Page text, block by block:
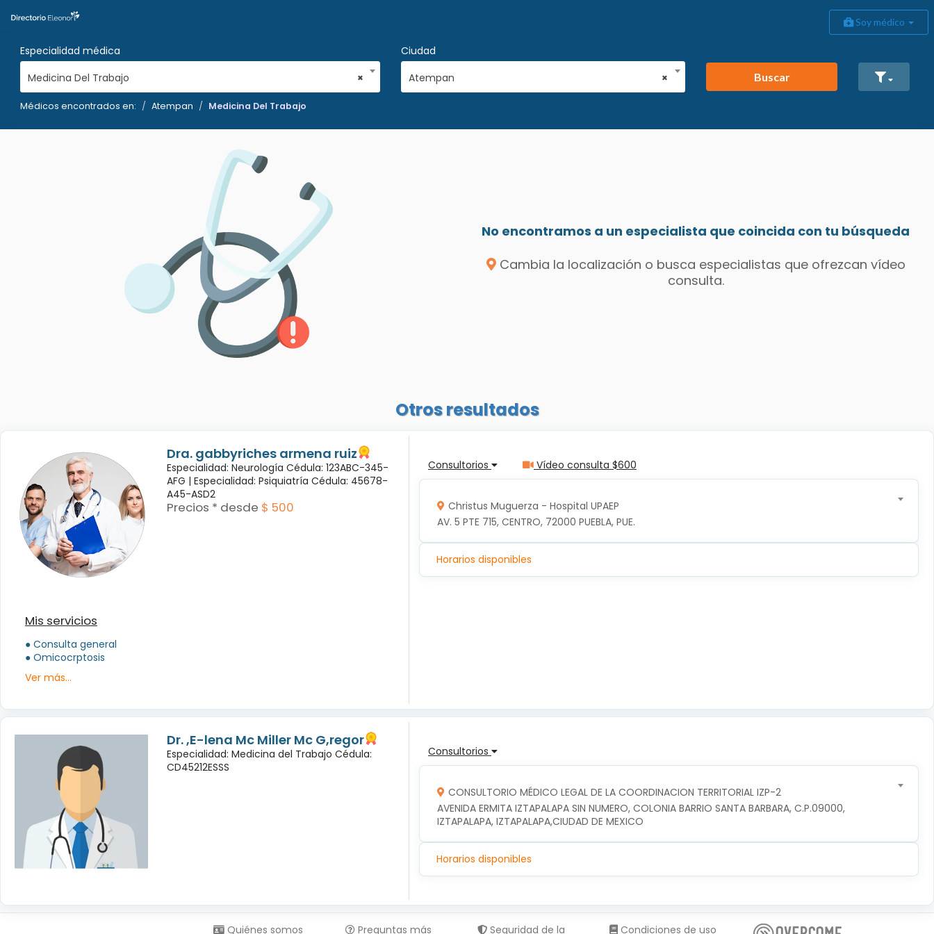
Soy médico
Especialidad médica
×
Medicina Del Trabajo
Ciudad
×
Atempan Buscar
Médicos encontrados en: Atempan Medicina Del Trabajo
No encontramos a un especialista que coincida con tu búsqueda
Cambia la localización o busca especialistas que ofrezcan vídeo
consulta.
Otros resultados
Dra. gabbyriches armena ruiz
Especialidad: Neurología Cédula: 123ABC-345-
AFG | Especialidad: Psiquiatría Cédula: 45678-
A45-ASD2
Precios * desde $ 500
Mis servicios
● Consulta general
● Omicocrptosis
Ver más...
Consultorios Vídeo consulta $600
Christus Muguerza - Hospital UPAEP
AV. 5 PTE 715, CENTRO, 72000 PUEBLA, PUE.
Horarios disponibles
Dr. ,E-lena Mc Miller Mc G,regor
Especialidad: Medicina del Trabajo Cédula:
CD45212ESSS
Consultorios
CONSULTORIO MÉDICO LEGAL DE LA COORDINACION TERRITORIAL IZP-2
AVENIDA ERMITA IZTAPALAPA SIN NUMERO, COLONIA BARRIO SANTA BARBARA, C.P.09000,
IZTAPALAPA, IZTAPALAPA,CIUDAD DE MEXICO
Horarios disponibles
Quiénes somos Preguntas más Seguridad de la Condiciones de uso